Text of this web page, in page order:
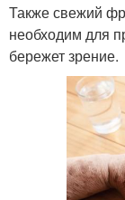
Также свежий
необходим для
бережет зрение.